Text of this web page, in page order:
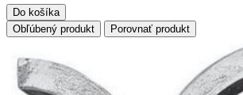
Do košíka
Obľúbený produkt
Porovnať produkt